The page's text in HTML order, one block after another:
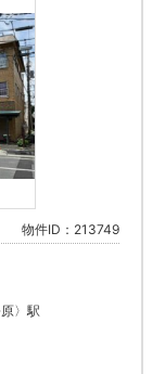
物件ID：213749
〉駅